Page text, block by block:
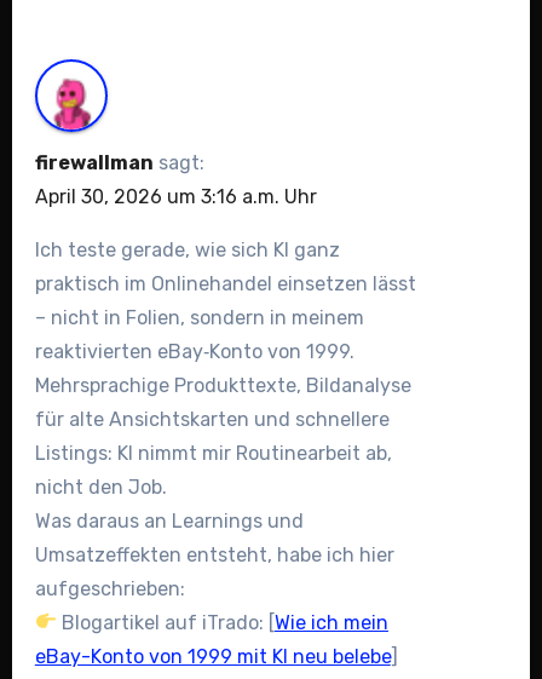
firewallman sagt:
April 30, 2026 um 3:16 a.m. Uhr
Ich teste gerade, wie sich KI ganz
praktisch im Onlinehandel einsetzen lässt
– nicht in Folien, sondern in meinem
reaktivierten eBay‑Konto von 1999.
Mehrsprachige Produkttexte, Bildanalyse
für alte Ansichtskarten und schnellere
Listings: KI nimmt mir Routinearbeit ab,
nicht den Job.
Was daraus an Learnings und
Umsatzeffekten entsteht, habe ich hier
aufgeschrieben:
Blogartikel auf iTrado: [Wie ich mein
eBay-Konto von 1999 mit KI neu belebe]